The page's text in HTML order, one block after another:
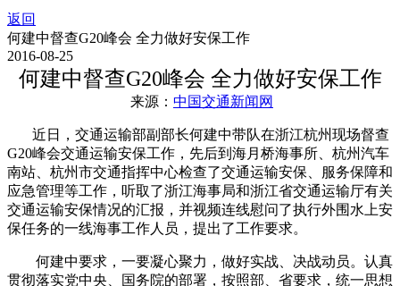
返回
何建中督查G20峰会 全力做好安保工作
2016-08-25
何建中督查G20峰会 全力做好安保工作
来源： 中国交通新闻网
近日，交通运输部副部长何建中带队在浙江杭州现场督查
G20峰会交通运输安保工作，先后到海月桥海事所、杭州汽车
南站、杭州市交通指挥中心检查了交通运输安保、服务保障和
应急管理等工作，听取了浙江海事局和浙江省交通运输厅有关
交通运输安保情况的汇报，并视频连线慰问了执行外围水上安
保任务的一线海事工作人员，提出了工作要求。
何建中要求，一要凝心聚力，做好实战、决战动员。认真
贯彻落实党中央、国务院的部署，按照部、省要求，统一思想